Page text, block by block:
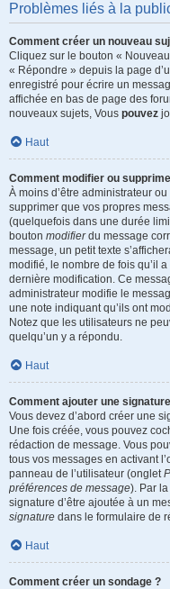
Problèmes liés à la
Comment créer un nouveau
Cliquez sur le bouton «
« Répondre » depuis la page
enregistré pour écrire un
affichée en bas de page des
nouveaux sujets, Vous pouvez
Haut
Comment modifier ou
À moins d’être administrateur
supprimer que vos propres
(quelquefois dans une durée
bouton modifierdu message
message, un petit texte
modifié, le nombre de fois qu’il
dernière modification. Ce
administrateur modifie le
une note indiquant qu’ils ont
Notez que les utilisateurs ne
quelqu’un y a répondu.
Haut
Comment ajouter une
Vous devez d’abord créer une
Une fois créée, vous pouvez
rédaction de message. Vous
tous vos messages en activant
panneau de l’utilisateur (onglet
préférences de message). Par
signature d’être ajoutée à un
signature dans le formulaire de
Haut
Comment créer un sondage ?